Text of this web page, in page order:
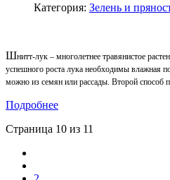
Категория: Зелень и
Шнитт-лук – многолетнее травянистое
успешного роста лука необходимы влажная
можно из семян или рассады. Второй способ
Подробнее
Страница 10 из 11